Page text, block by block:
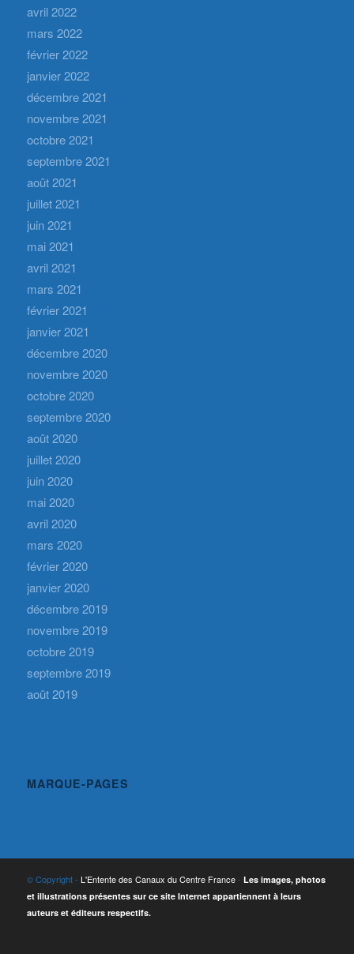
avril 2022
mars 2022
février 2022
janvier 2022
décembre 2021
novembre 2021
octobre 2021
septembre 2021
août 2021
juillet 2021
juin 2021
mai 2021
avril 2021
mars 2021
février 2021
janvier 2021
décembre 2020
novembre 2020
octobre 2020
septembre 2020
août 2020
juillet 2020
juin 2020
mai 2020
avril 2020
mars 2020
février 2020
janvier 2020
décembre 2019
novembre 2019
octobre 2019
septembre 2019
août 2019
MARQUE-PAGES
© Copyright - L'Entente des Canaux du Centre France- Les images, photos
et illustrations présentes sur ce site Internet appartiennent à leurs
auteurs et éditeurs respectifs.